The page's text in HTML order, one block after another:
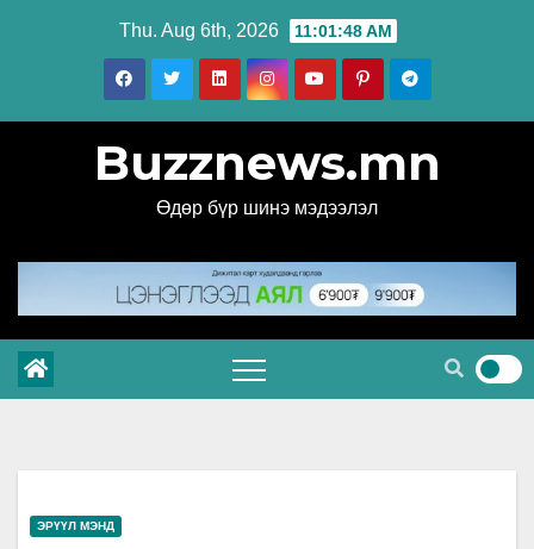
Thu. Aug 6th, 2026 11:01:49 AM
Buzznews.mn
Өдөр бүр шинэ мэдээлэл
ЭРҮҮЛ МЭНД